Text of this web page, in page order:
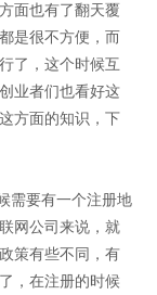
面也有了翻天覆
是很不方便，而
了，这个时候互
业者们也看好这
方面的知识，下
要有一个注册地
网公司来说，就
策有些不同，有
，在注册的时候